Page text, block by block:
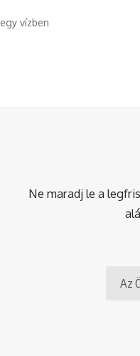
vízben
Ne maradj le a